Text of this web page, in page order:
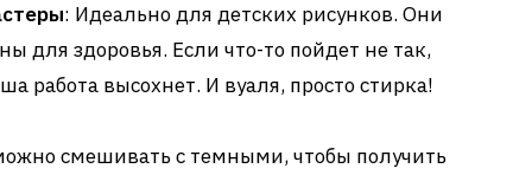
: Идеально для детских рисунков. Они
для здоровья. Если что-то пойдет не так,
работа высохнет. И вуаля, просто стирка!
смешивать с темными, чтобы получить